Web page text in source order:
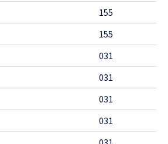
155
155
031
031
031
031